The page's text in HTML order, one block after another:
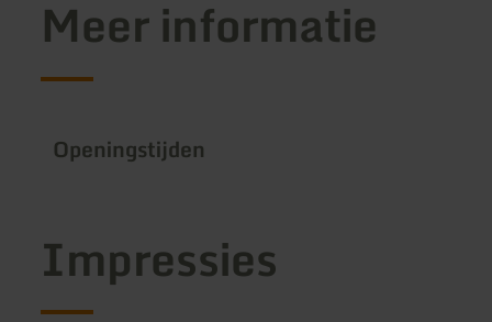
Meer informatie
Openingstijden
Impressies